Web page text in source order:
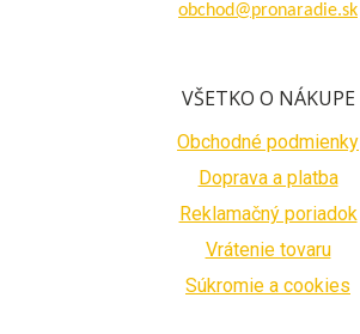
obchod@pronaradie.sk
VŠETKO O NÁKUPE
Obchodné podmienky
Doprava a platba
Reklamačný poriadok
Vrátenie tovaru
Súkromie a cookies